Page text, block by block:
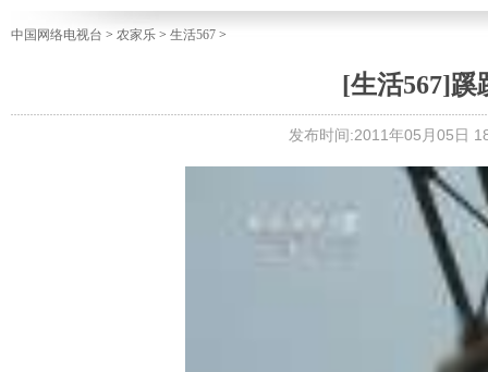
中国网络电视台 > 农家乐 > 生活567 >
[生活567]蹊
发布时间:2011年05月05日